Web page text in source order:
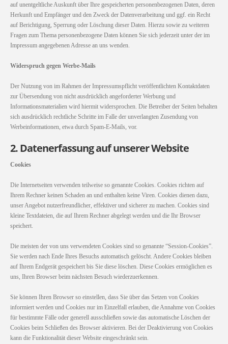
auf unentgeltliche Auskunft über Ihre gespeicherten personenbezogenen Daten, deren
Herkunft und Empfänger und den Zweck der Datenverarbeitung und ggf. ein Recht
auf Berichtigung, Sperrung oder Löschung dieser Daten. Hierzu sowie zu weiteren
Fragen zum Thema personenbezogene Daten können Sie sich jederzeit unter der im
Impressum angegebenen Adresse an uns wenden.
Widerspruch gegen Werbe-Mails
Der Nutzung von im Rahmen der Impressumspflicht veröffentlichten Kontaktdaten
zur Übersendung von nicht ausdrücklich angeforderter Werbung und
Informationsmaterialien wird hiermit widersprochen. Die Betreiber der Seiten behalten
sich ausdrücklich rechtliche Schritte im Falle der unverlangten Zusendung von
Werbeinformationen, etwa durch Spam-E-Mails, vor.
2. Datenerfassung auf unserer Website
Cookies
Die Internetseiten verwenden teilweise so genannte Cookies. Cookies richten auf
Ihrem Rechner keinen Schaden an und enthalten keine Viren. Cookies dienen dazu,
unser Angebot nutzerfreundlicher, effektiver und sicherer zu machen. Cookies sind
kleine Textdateien, die auf Ihrem Rechner abgelegt werden und die Ihr Browser
speichert.
Die meisten der von uns verwendeten Cookies sind so genannte “Session-Cookies”.
Sie werden nach Ende Ihres Besuchs automatisch gelöscht. Andere Cookies bleiben
auf Ihrem Endgerät gespeichert bis Sie diese löschen. Diese Cookies ermöglichen es
uns, Ihren Browser beim nächsten Besuch wiederzuerkennen.
Sie können Ihren Browser so einstellen, dass Sie über das Setzen von Cookies
informiert werden und Cookies nur im Einzelfall erlauben, die Annahme von Cookies
für bestimmte Fälle oder generell ausschließen sowie das automatische Löschen der
Cookies beim Schließen des Browser aktivieren. Bei der Deaktivierung von Cookies
kann die Funktionalität dieser Website eingeschränkt sein.